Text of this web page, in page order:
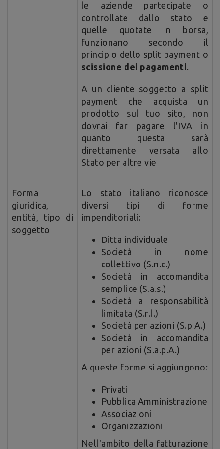
le aziende partecipate o
controllate dallo stato e
quelle quotate in borsa,
funzionano secondo il
principio dello split payment o
scissione dei pagamenti.
A un cliente soggetto a split
payment che acquista un
prodotto sul tuo sito, non
dovrai far pagare l'IVA in
quanto questa sarà
direttamente versata allo
Stato per altre vie
Forma
giuridica,
entità, tipo di
soggetto
Lo stato italiano riconosce
diversi tipi di forme
impenditoriali:
Ditta individuale
Società in nome
collettivo (S.n.c.)
Società in accomandita
semplice (S.a.s.)
Società a responsabilità
limitata (S.r.l.)
Società per azioni (S.p.A.)
Società in accomandita
per azioni (S.a.p.A.)
A queste forme si aggiungono:
Privati
Pubblica Amministrazione
Associazioni
Organizzazioni
Nell'ambito della fatturazione